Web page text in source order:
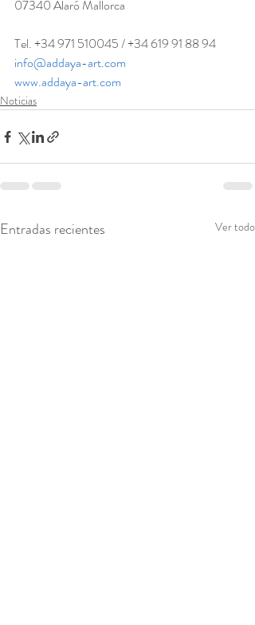
07340 Alaró Mallorca
Tel. +34 971 510045 / +34 619 91 88 94
info@addaya-art.com
www.addaya-art.com
Noticias
Entradas recientes Ver todo